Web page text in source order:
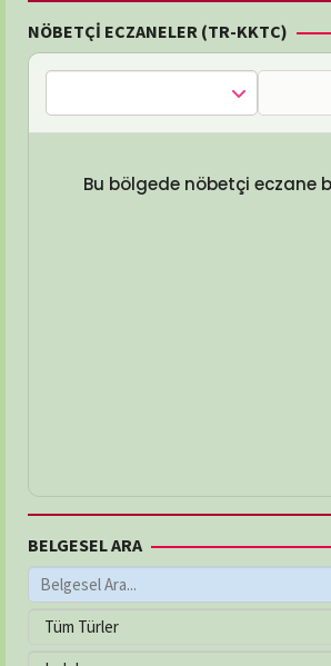
NÖBETÇİ ECZANELER (TR-KKTC)
Bu bölgede nöbetçi eczane
BELGESEL ARA